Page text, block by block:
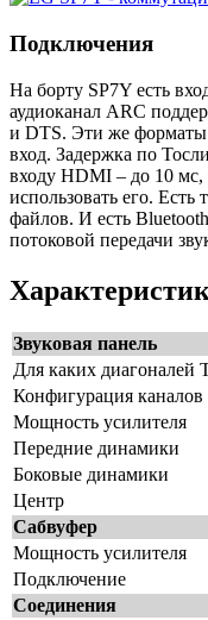
Подключения
На борту SP7Y есть
аудиоканал ARC
и DTS. Эти же форматы
вход. Задержка по
входу HDMI – до 10
использовать его.
файлов. И есть
потоковой передачи
Звуковая панель
Для каких диагоналей
Конфигурация каналов
Мощность усилителя
Передние динамики
Боковые динамики
Центр
Сабвуфер
Мощность усилителя
Подключение
Соединения